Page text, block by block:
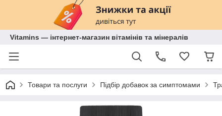
Vitamins — інтернет-магазин вітамінів та мінералів
Товари та послуги Підбір добавок за симптомами